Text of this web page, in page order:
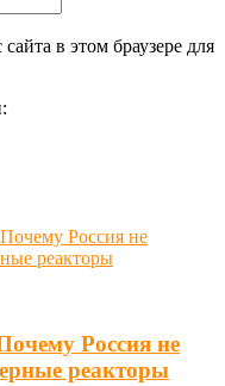
в этом браузере для
Россия не
реакторы